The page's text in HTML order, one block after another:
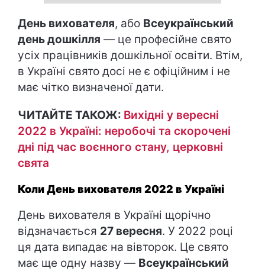
День вихователя, або Всеукраїнський
день дошкілля — це професійне свято
усіх працівників дошкільної освіти. Втім,
в Україні свято досі не є офіційним і не
має чітко визначеної дати.
ЧИТАЙТЕ ТАКОЖ: Вихідні у вересні
2022 в Україні: неробочі та скорочені
дні під час воєнного стану, церковні
свята
Коли День вихователя 2022 в Україні
День вихователя в Україні щорічно
відзначається 27 вересня. У 2022 році
ця дата випадає на вівторок. Це свято
має ще одну назву — Всеукраїнський